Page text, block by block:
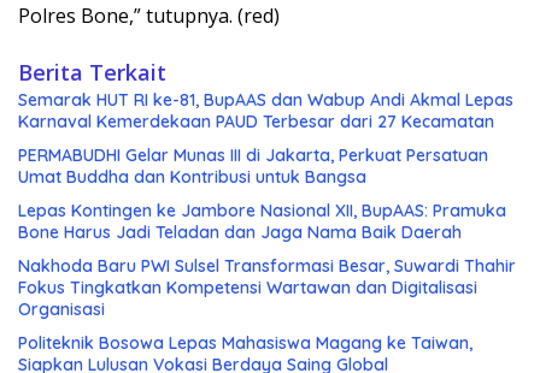
Polres Bone,” tutupnya. (red)
Berita Terkait
Semarak HUT RI ke-81, BupAAS dan Wabup Andi Akmal Lepas
Karnaval Kemerdekaan PAUD Terbesar dari 27 Kecamatan
PERMABUDHI Gelar Munas III di Jakarta, Perkuat Persatuan
Umat Buddha dan Kontribusi untuk Bangsa
Lepas Kontingen ke Jambore Nasional XII, BupAAS: Pramuka
Bone Harus Jadi Teladan dan Jaga Nama Baik Daerah
Nakhoda Baru PWI Sulsel Transformasi Besar, Suwardi Thahir
Fokus Tingkatkan Kompetensi Wartawan dan Digitalisasi
Organisasi
Politeknik Bosowa Lepas Mahasiswa Magang ke Taiwan,
Siapkan Lulusan Vokasi Berdaya Saing Global